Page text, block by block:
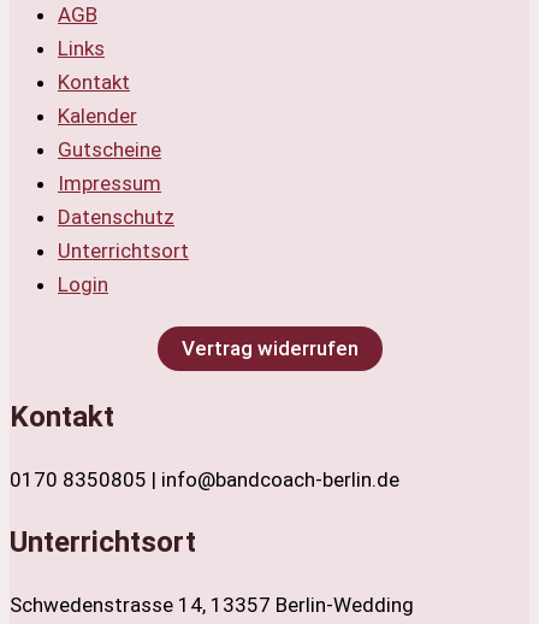
AGB
Links
Kontakt
Kalender
Gutscheine
Impressum
Datenschutz
Unterrichtsort
Login
Vertrag widerrufen
Kontakt
0170 8350805 | info@bandcoach-berlin.de
Unterrichtsort
Schwedenstrasse 14, 13357 Berlin-Wedding